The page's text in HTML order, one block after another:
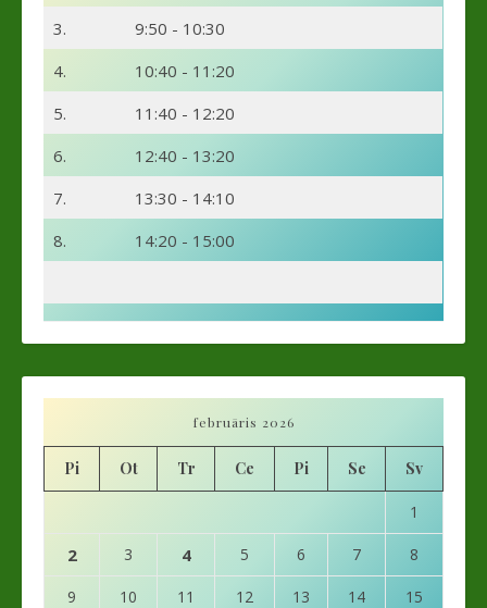
3.
9:50 - 10:30
4.
10:40 - 11:20
5.
11:40 - 12:20
6.
12:40 - 13:20
7.
13:30 - 14:10
8.
14:20 - 15:00
februāris 2026
Pi Ot Tr Ce Pi Se Sv
1
2 3 4 5 6 7 8
9 10 11 12 13 14 15